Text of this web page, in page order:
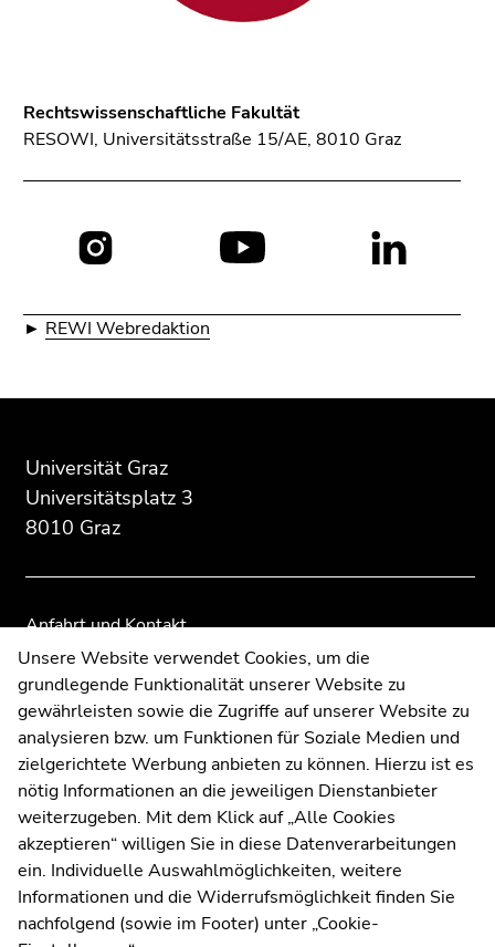
Rechtswissenschaftliche Fakultät
RESOWI, Universitätsstraße 15/AE, 8010 Graz
► REWI Webredaktion
Seitenbereichs:
Zusatzinformationen:
Universität Graz
Universitätsplatz 3
8010 Graz
Anfahrt und Kontakt
Kommunikation und Öffentlichkeitsarbeit
Moodle
UNIGRAZonline
Impressum
Datenschutzerklärung
Cookie-Einstellungen
Barrierefreiheitserklärung
WetterstationUni Graz
Seitenbereichs.
Übersicht
Seitenbereichs.
Übersicht
Unsere Website verwendet Cookies, um die
grundlegende Funktionalität unserer Website zu
gewährleisten sowie die Zugriffe auf unserer Website zu
analysieren bzw. um Funktionen für Soziale Medien und
zielgerichtete Werbung anbieten zu können. Hierzu ist es
nötig Informationen an die jeweiligen Dienstanbieter
weiterzugeben. Mit dem Klick auf „Alle Cookies
akzeptieren“ willigen Sie in diese Datenverarbeitungen
ein. Individuelle Auswahlmöglichkeiten, weitere
Informationen und die Widerrufsmöglichkeit finden Sie
nachfolgend (sowie im Footer) unter „Cookie-